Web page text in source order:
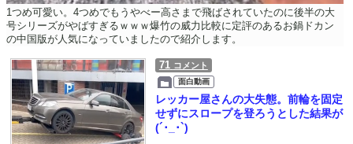
1つめ可愛い。4つめでもうやべー高さまで飛ばされていたのに後半の大
号シリーズがやばすぎるｗｗｗ爆竹の威力比較に定評のあるお鍋ドカン
の中国版が人気になっていましたので紹介します。
71 コメント
面白動画
レッカー屋さんの大失態。前輪を固定
せずにスロープを登ろうとした結果が
(´･_･`)